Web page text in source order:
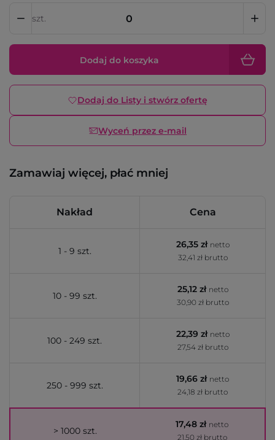
szt.
Dodaj do koszyka
Dodaj do Listy i stwórz ofertę
Wyceń przez e-mail
Zamawiaj więcej, płać mniej
Nakład Cena
1 - 9 szt.
26,35 zł netto
32,41 zł brutto
10 - 99 szt.
25,12 zł netto
30,90 zł brutto
100 - 249 szt.
22,39 zł netto
27,54 zł brutto
250 - 999 szt.
19,66 zł netto
24,18 zł brutto
> 1000 szt.
17,48 zł netto
21,50 zł brutto